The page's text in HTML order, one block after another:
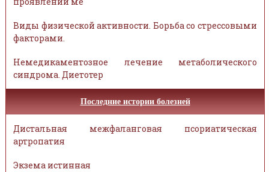
Виды физической активности. Борьба со стрессовыми
факторами.
Немедикаментозное лечение метаболического
синдрома. Диетотер
Последние истории болезней
Дистальная межфаланговая псориатическая
артропатия
Экзема истинная